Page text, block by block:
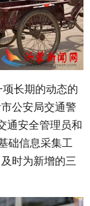
长期的动态的
公安局交通警
通安全管理员和
础信息采集工
时为新增的三